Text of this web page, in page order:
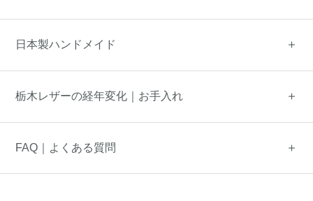
日本製ハンドメイド
栃木レザーの経年変化｜お手入れ
FAQ｜よくある質問